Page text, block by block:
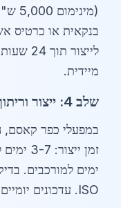
בנקאית או כרטיס
לייצור
מיידית.
שלב 4: ייצור וריתוך במפעל
במפעלי כפר קאסם,
ימים למורכבים.
ISO. עדכונים יומיים ללקוח.